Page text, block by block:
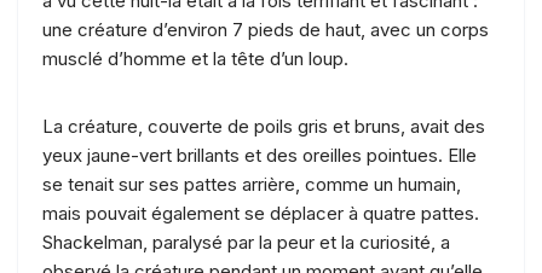
une créature d’environ 7 pieds de haut, avec un corps
musclé d’homme et la tête d’un loup.
La créature, couverte de poils gris et bruns, avait des
yeux jaune-vert brillants et des oreilles pointues. Elle
se tenait sur ses pattes arrière, comme un humain,
mais pouvait également se déplacer à quatre pattes.
Shackelman, paralysé par la peur et la curiosité, a